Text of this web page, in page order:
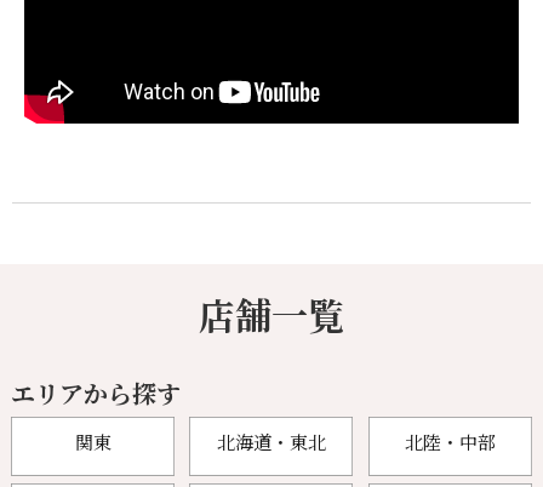
店舗一覧
エリアから探す
関東 北海道・東北 北陸・中部